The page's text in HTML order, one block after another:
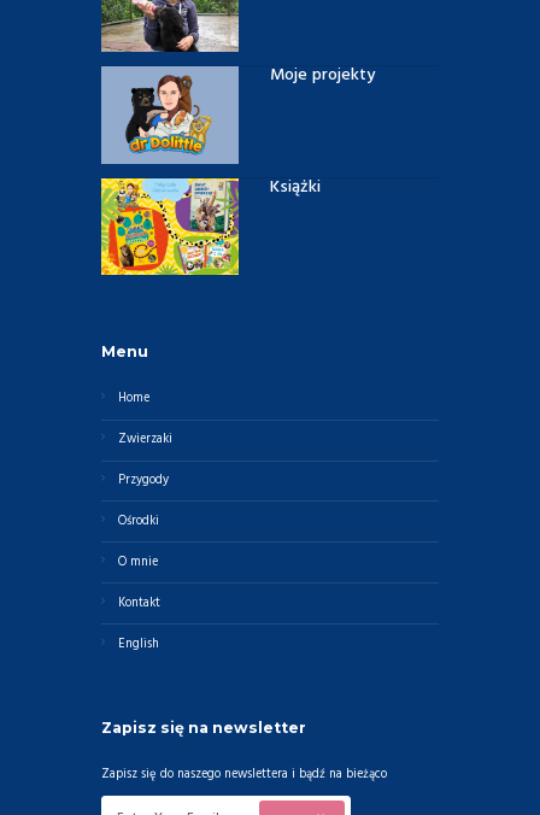
Moje projekty
Książki
Menu
Home
Zwierzaki
Przygody
Ośrodki
O mnie
Kontakt
English
Zapisz się na newsletter
Zapisz się do naszego newslettera i bądź na bieżąco